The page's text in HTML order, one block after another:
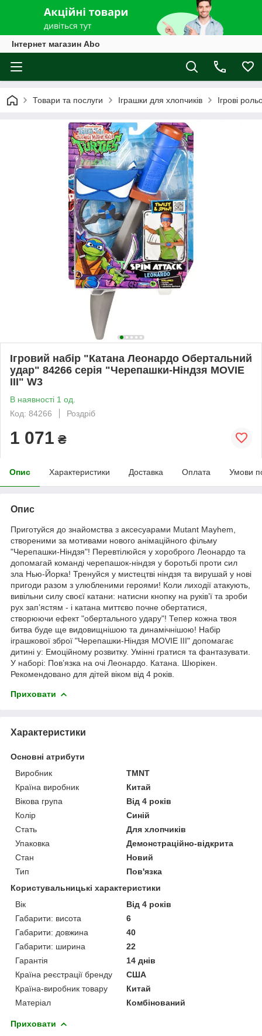
Інтернет магазин Abo
Товари та послуги Іграшки для хлопчиків Ігрові
Ігровий набір "Катана Леонардо Обертальний
удар" 84266 серія "Черепашки-Ніндзя MOVIE
III" W3
В наявності 1 од.
Код: 84266
Роздріб
1 071 ₴
Опис Характеристики Доставка Оплата Умови
Опис
Приготуйся до знайомства з аксесуарами Mutant Mayhem,
створеними за мотивами нового анімаційного фільму
"Черепашки-Ніндзя"! Перевтілюйся у хороброго Леонардо та
допомагай команді черепашок-ніндзя у боротьбі проти сил
зла Нью-Йорка! Тренуйся у мистецтві ніндзя та вирушай у нові
пригоди разом з улюбленими героями! Коли лиходії атакують,
вивільни силу своєї катани: натисни кнопку на руків’ї та зроби
рух зап’ястям - і катана миттєво почне обертатися,
створюючи ефект "обертального удару"! Тепер кожна твоя
битва буде ще видовищнішою та динамічнішою! Набір
іграшкової зброї "Черепашки-Ніндзя MOVIE III" допомагає
дитині у: Емоційному розвитку. Умінні гратися та фантазувати.
У наборі: Пов’язка на очі Леонардо. Катана. Шюрікен.
Рекомендовано для дітей віком від 4 років.
Приховати
Характеристики
Основні атрибути
Виробник
TMNT
Країна виробник
Китай
Вікова група
Від 4 років
Колір
Синій
Стать
Для хлопчиків
Упаковка
Демонстраційно-відкрита
Стан
Новий
Тип
Пов'язка
Користувальницькі характеристики
Вік
Від 4 років
Габарити: висота
6
Габарити: довжина
40
Габарити: ширина
22
Гарантія
14 днів
Країна реєстрації бренду
США
Країна-виробник товару
Китай
Матеріал
Комбінований
Приховати